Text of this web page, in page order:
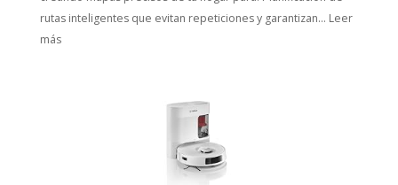
rutas inteligentes que evitan repeticiones y garantizan... Leer
más